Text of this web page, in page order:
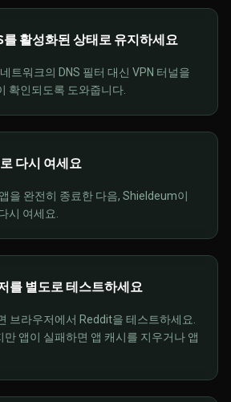
활성화된 상태로 유지하세요
트워크의 DNS 필터 대신 VPN 터널을
확인되도록 도와줍니다.
다시 여세요
을 완전히 종료한 다음, Shieldeum이
시 여세요.
를 별도로 테스트하세요
브라우저에서 Reddit을 테스트하세요.
앱이 실패하면 앱 캐시를 지우거나 앱